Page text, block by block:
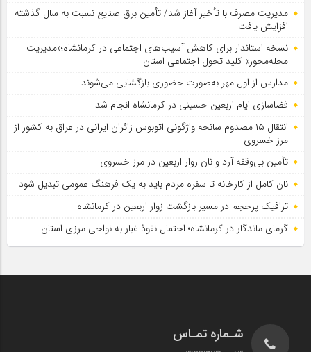
مدیریت مصرف با تأخیر آغاز شد/ تأمین برق صنایع نسبت به سال گذشته
افزایش یافت
نسخه استاندار برای کاهش آسیب‌های اجتماعی در کرمانشاه؛«مدیریت
محله‌محور» کلید تحول اجتماعی استان
مدارس از اول مهر به‌صورت حضوری بازگشایی می‌شوند
فضاسازی ایام اربعین حسینی در کرمانشاه انجام شد
انتقال ۱۵ مصدوم سانحه واژگونی اتوبوس زائران ایرانی در عراق به کشور از
مرز خسروی
تأمین بی‌وقفه آرد و نان زوار اربعین در مرز خسروی
نان کامل از کارخانه تا سفره مردم باید به یک فرهنگ عمومی تبدیل شود
ترافیک پرحجم در مسیر بازگشت زوار اربعین در کرمانشاه
گرمای ماندگار در کرمانشاه؛ احتمال نفوذ غبار به نواحی مرزی استان
شـماره تمـاس